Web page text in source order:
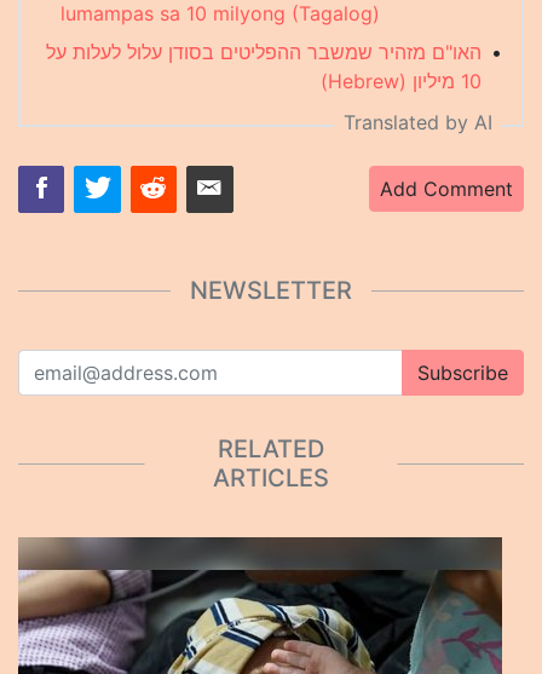
lumampas sa 10 milyong (Tagalog)
• האו"ם מזהיר שמשבר ההפליטים בסודן עלול לעלות על
10 מיליון (Hebrew)
Translated by AI
Add Comment
NEWSLETTER
Subscribe
RELATED
ARTICLES